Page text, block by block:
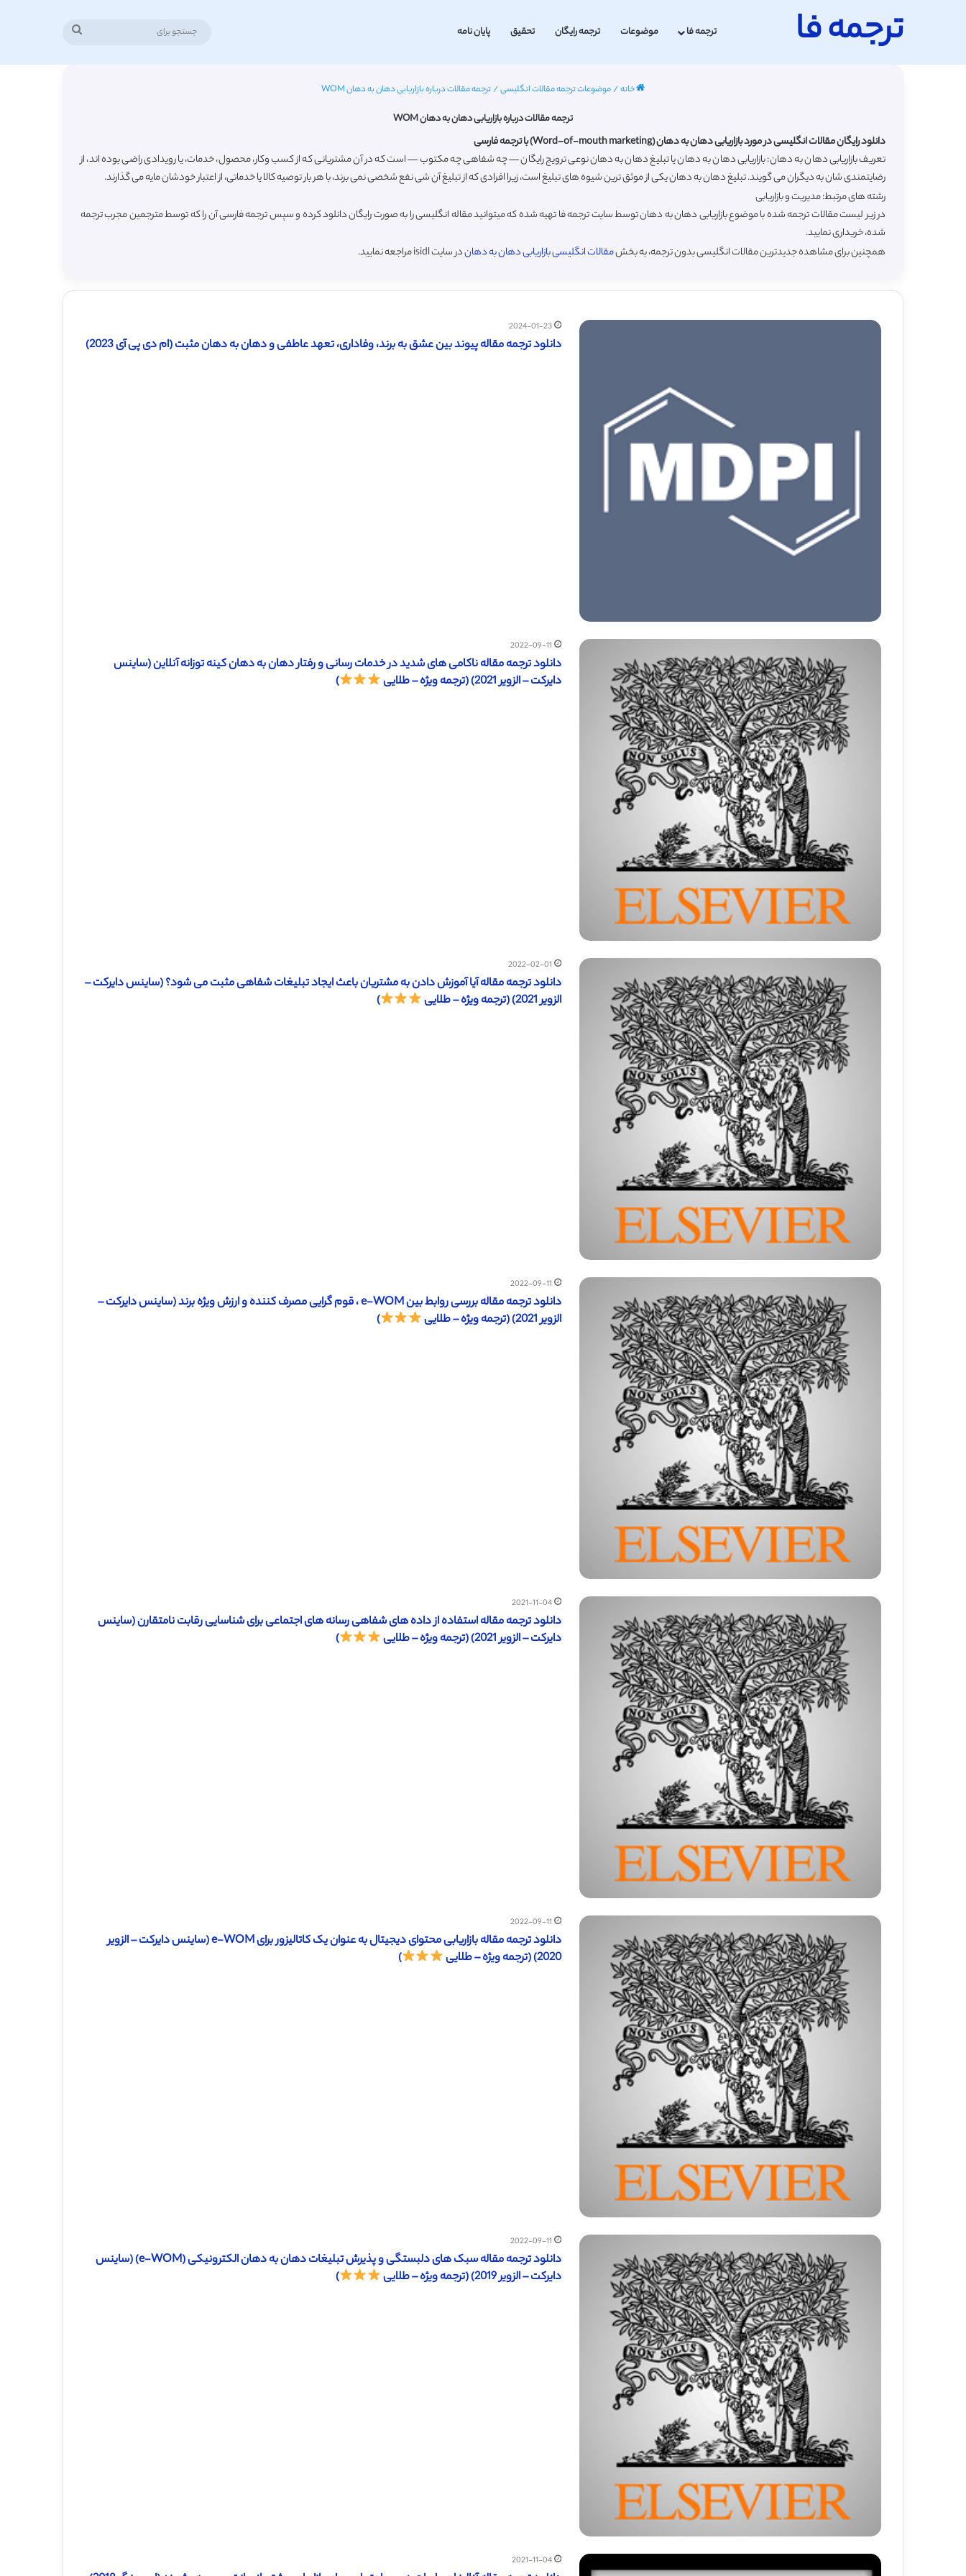
ترجمه فا ترجمه فا موضوعات ترجمه رایگان تحقیق پایان نامه
خانه/موضوعات ترجمه مقالات انگلیسی/ترجمه مقالات درباره بازاریابی دهان به دهان WOM
ترجمه مقالات درباره بازاریابی دهان به دهان WOM
دانلود رایگان مقالات انگلیسی در مورد بازاریابی دهان به دهان (Word-of-mouth marketing) با ترجمه فارسی
تعریف بازاریابی دهان به دهان: بازاریابی دهان به دهان یا تبلیغ دهان به دهان نوعی ترویج رایگان — چه شفاهی چه مکتوب — است که در آن مشتریانی که از کسب وکار، محصول، خدمات، یا رویدادی راضی بوده اند، از
رضایتمندی شان به دیگران می گویند. تبلیغ دهان به دهان یکی از موثق ترین شیوه های تبلیغ است، زیرا افرادی که از تبلیغ آن شی نفع شخصی نمی برند، با هر بار توصیه کالا یا خدماتی، از اعتبار خودشان مایه می گذارند.
رشته های مرتبط: مدیریت و بازاریابی
در زیر لیست مقالات ترجمه شده با موضوع بازاریابی دهان به دهان توسط سایت ترجمه فا تهیه شده که میتوانید مقاله انگلیسی را به صورت رایگان دانلود کرده و سپس ترجمه فارسی آن را که توسط مترجمین مجرب ترجمه
شده، خریداری نمایید.
همچنین برای مشاهده جدیدترین مقالات انگلیسی بدون ترجمه، به بخشمقالات انگلیسی بازاریابی دهان به دهاندر سایت isidl مراجعه نمایید.
2024-01-23
دانلود ترجمه مقاله پیوند بین عشق به برند، وفاداری، تعهد عاطفی و دهان به دهان مثبت (ام دی پی آی 2023)
2022-09-11
دانلود ترجمه مقاله ناکامی های شدید در خدمات رسانی و رفتار دهان به دهان کینه توزانه آنلاین (ساینس
دایرکت – الزویر 2021) (ترجمه ویژه – طلایی
)
2022-02-01
دانلود ترجمه مقاله آیا آموزش دادن به مشتریان باعث ایجاد تبلیغات شفاهی مثبت می شود؟ (ساینس دایرکت –
الزویر 2021) (ترجمه ویژه – طلایی
)
2022-09-11
دانلود ترجمه مقاله بررسی روابط بین e-WOM ، قوم گرایی مصرف کننده و ارزش ویژه برند (ساینس دایرکت –
الزویر 2021) (ترجمه ویژه – طلایی
)
2021-11-04
دانلود ترجمه مقاله استفاده از داده های شفاهی رسانه های اجتماعی برای شناسایی رقابت نامتقارن (ساینس
دایرکت – الزویر 2021) (ترجمه ویژه – طلایی
)
2022-09-11
دانلود ترجمه مقاله بازاریابی محتوای دیجیتال به عنوان یک کاتالیزور برای e-WOM (ساینس دایرکت – الزویر
2020) (ترجمه ویژه – طلایی
)
2022-09-11
دانلود ترجمه مقاله سبک های دلبستگی و پذیرش تبلیغات دهان به دهان الکترونیکی (e-WOM) (ساینس
دایرکت – الزویر 2019) (ترجمه ویژه – طلایی
)
2021-11-04